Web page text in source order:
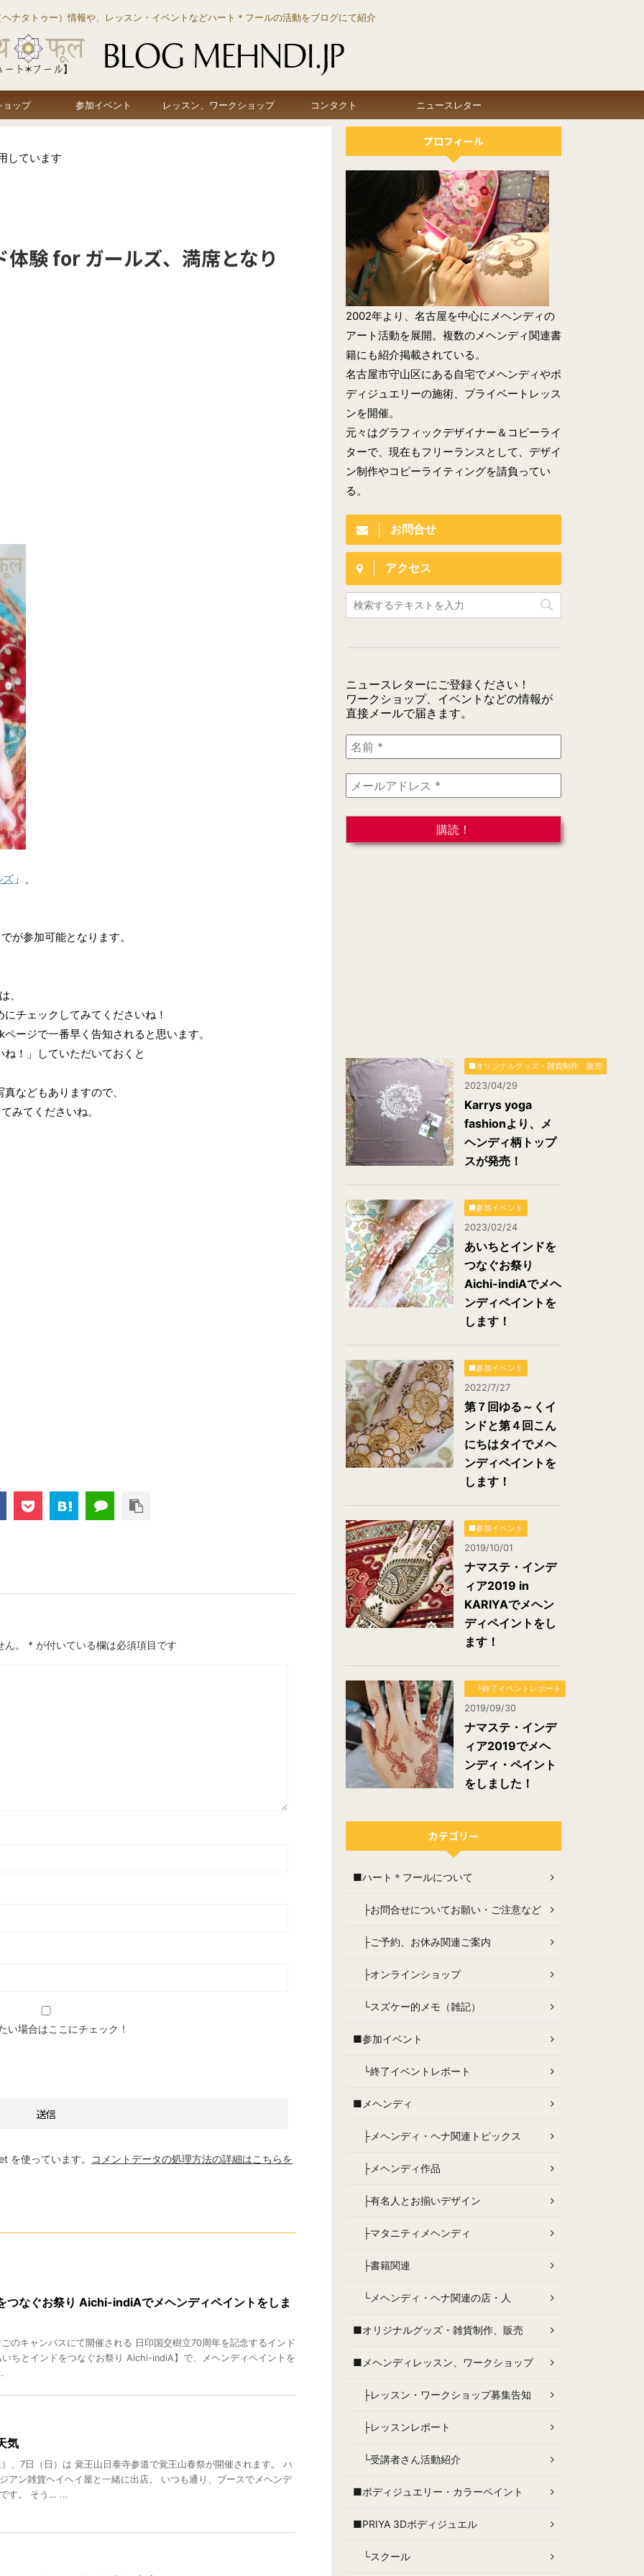
ヘナタトゥー）情報や、レッスン・イベントなどハート＊フールの活動をブログにて紹介
ョップ 参加イベント レッスン、ワークショップ コンタクト ニュースレター
しています
験 for ガールズ、満席となり
ズ 」、
が参加可能となります。
、
にチェックしてみてくださいね！
ージで一番早く告知されると思います。
！」していただいておくと
などもありますので、
みてくださいね。
。 * が付いている欄は必須項目です
い場合はここにチェック！
を使っています。
コメントデータの処理方法の詳細はこちらを
つなぐお祭り Aichi-indiAでメヘンディペイントをしま
のキャンパスにて開催される 日印国交樹立70周年を記念するインド
ちとインドをつなぐお祭り Aichi-indiA】で、メヘンディペイントを
気
、7日（日）は 覚王山日泰寺参道で覚王山春祭が開催されます。 ハ
アン雑貨ヘイヘイ屋と一緒に出店。 いつも通り、ブースでメヘンデ
す。 そう… ...
プロフィール
2002年より、名古屋を中心にメヘンディの
アート活動を展開。複数のメヘンディ関連書
籍にも紹介掲載されている。
名古屋市守山区にある自宅でメヘンディやボ
ディジュエリーの施術、プライベートレッス
ンを開催。
元々はグラフィックデザイナー＆コピーライ
ターで、現在もフリーランスとして、デザイ
ン制作やコピーライティングを請負ってい
る。
お問合せ
アクセス
ニュースレターにご登録ください！
ワークショップ、イベントなどの情報が
直接メールで届きます。
名
前
*
ー
■オリジナルグッズ・雑貨制作、販売
2023/04/29
Karrys yoga
fashionより、メ
ヘンディ柄トップ
スが発売！
■参加イベント
2023/02/24
あいちとインドを
つなぐお祭り
Aichi-indiAでメヘ
ンディペイントを
します！
■参加イベント
2022/7/27
第７回ゆる～くイ
ンドと第４回こん
にちはタイでメヘ
ンディペイントを
します！
■参加イベント
2019/10/01
ナマステ・インデ
ィア2019 in
KARIYAでメヘン
ディペイントをし
ます！
└終了イベントレポート
2019/09/30
ナマステ・インデ
ィア2019でメヘ
ンディ・ペイント
をしました！
カテゴリー
■ハート＊フールについて
├お問合せについてお願い・ご注意など
├ご予約、お休み関連ご案内
├オンラインショップ
└スズケー的メモ（雑記）
■参加イベント
└終了イベントレポート
■メヘンディ
├メヘンディ・ヘナ関連トピックス
├メヘンディ作品
├有名人とお揃いデザイン
├マタニティメヘンディ
├書籍関連
└メヘンディ・ヘナ関連の店・人
■オリジナルグッズ・雑貨制作、販売
■メヘンディレッスン、ワークショップ
├レッスン・ワークショップ募集告知
├レッスンレポート
└受講者さん活動紹介
■ボディジュエリー・カラーペイント
■PRIYA 3Dボディジュエル
└スクール